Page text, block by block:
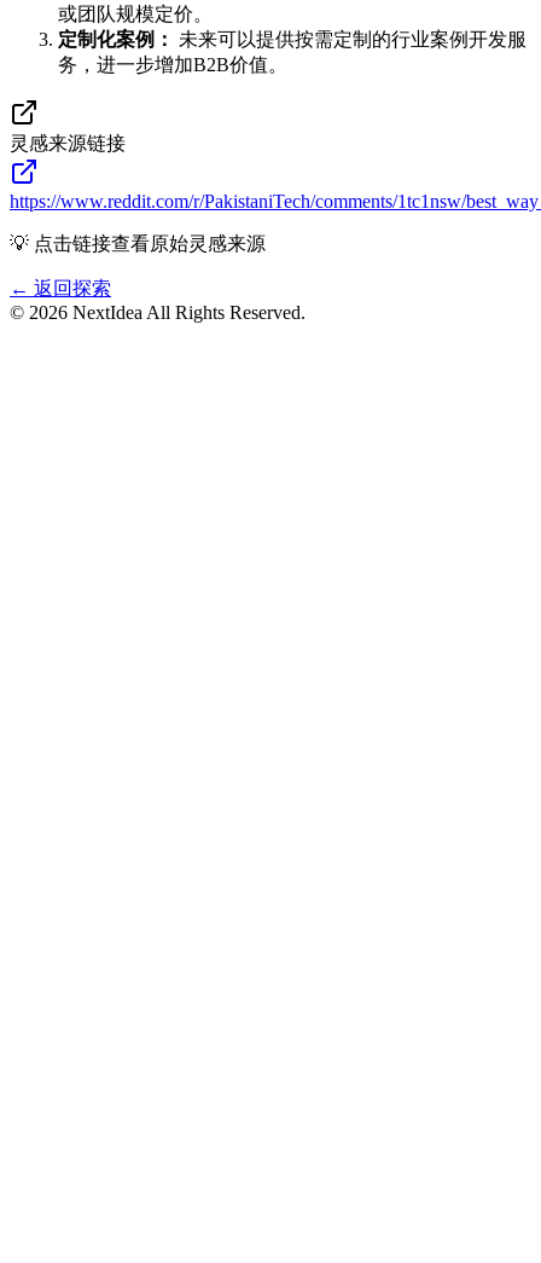
或团队规模定价。
定制化案例：
未来可以提供按需定制的行业案例开发服
务，进一步增加B2B价值。
灵感来源链接
https://www.reddit.com/r/PakistaniTech/comments/1tc1nsw/
💡 点击链接查看原始灵感来源
← 返回探索
© 2026 NextIdea All Rights Reserved.